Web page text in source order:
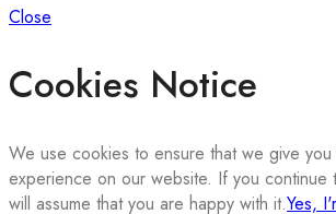
Close
Cookies Notice
We use cookies to ensure that we give
experience on our website. If you continue
will assume that you are happy with it.Yes,